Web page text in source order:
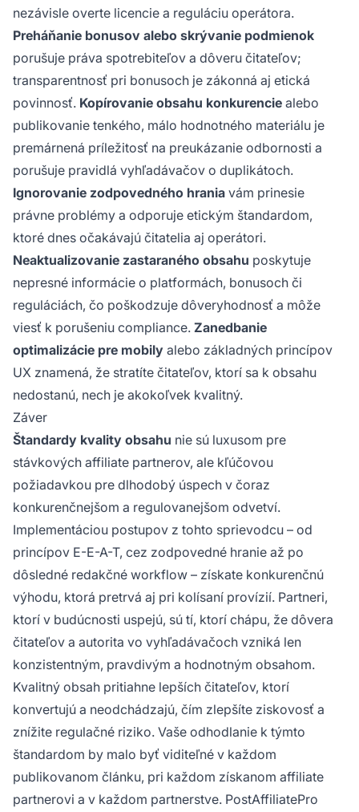
nezávisle overte licencie a reguláciu operátora.
Preháňanie bonusov alebo skrývanie podmienok
porušuje práva spotrebiteľov a dôveru čitateľov;
transparentnosť pri bonusoch je zákonná aj etická
povinnosť. Kopírovanie obsahu konkurencie alebo
publikovanie tenkého, málo hodnotného materiálu je
premárnená príležitosť na preukázanie odbornosti a
porušuje pravidlá vyhľadávačov o duplikátoch.
Ignorovanie zodpovedného hrania vám prinesie
právne problémy a odporuje etickým štandardom,
ktoré dnes očakávajú čitatelia aj operátori.
Neaktualizovanie zastaraného obsahu poskytuje
nepresné informácie o platformách, bonusoch či
reguláciách, čo poškodzuje dôveryhodnosť a môže
viesť k porušeniu compliance. Zanedbanie
optimalizácie pre mobily alebo základných princípov
UX znamená, že stratíte čitateľov, ktorí sa k obsahu
nedostanú, nech je akokoľvek kvalitný.
Záver
Štandardy kvality obsahu nie sú luxusom pre
stávkových affiliate partnerov, ale kľúčovou
požiadavkou pre dlhodobý úspech v čoraz
konkurenčnejšom a regulovanejšom odvetví.
Implementáciou postupov z tohto sprievodcu – od
princípov E-E-A-T, cez zodpovedné hranie až po
dôsledné redakčné workflow – získate konkurenčnú
výhodu, ktorá pretrvá aj pri kolísaní provízií. Partneri,
ktorí v budúcnosti uspejú, sú tí, ktorí chápu, že dôvera
čitateľov a autorita vo vyhľadávačoch vzniká len
konzistentným, pravdivým a hodnotným obsahom.
Kvalitný obsah pritiahne lepších čitateľov, ktorí
konvertujú a neodchádzajú, čím zlepšíte ziskovosť a
znížite regulačné riziko. Vaše odhodlanie k týmto
štandardom by malo byť viditeľné v každom
publikovanom článku, pri každom získanom affiliate
partnerovi a v každom partnerstve. PostAffiliatePro